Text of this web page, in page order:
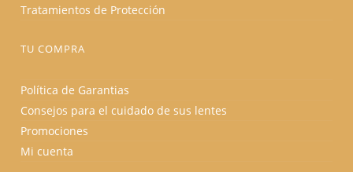
Tratamientos de Protección
TU COMPRA
Política de Garantias
Consejos para el cuidado de sus lentes
Promociones
Mi cuenta